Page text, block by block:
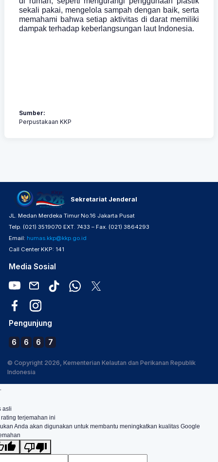
sekali pakai, mengelola sampah dengan baik, serta
memahami bahwa setiap aktivitas di darat memiliki
dampak terhadap keberlangsungan laut Indonesia.
Sumber:
Perpustakaan KKP
Sekretariat Jenderal
JL. Medan Merdeka Timur No.16 Jakarta Pusat
Telp. (021) 3519070 EXT. 7433 – Fax. (021) 3864293
Email: humas.kkp@kkp.go.id
Call Center KKP: 141
Media Sosial
Pengunjung
6 6 6 7
© Copyright 2026, Kementerian Kelautan dan Perikanan Republik
Indonesia
.
asli
terjemahan ini
Anda akan digunakan untuk membantu meningkatkan kualitas Google